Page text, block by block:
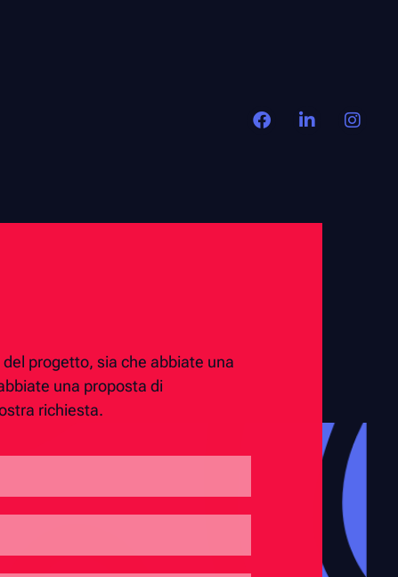
progetto, sia che abbiate una
una proposta di
richiesta.